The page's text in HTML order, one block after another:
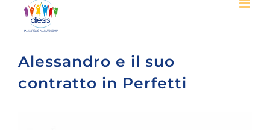
Alessandro e il suo
contratto in Perfetti